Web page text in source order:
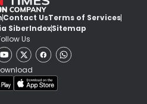
Contact UsTerms of Services
SiberIndexSitemap
Us